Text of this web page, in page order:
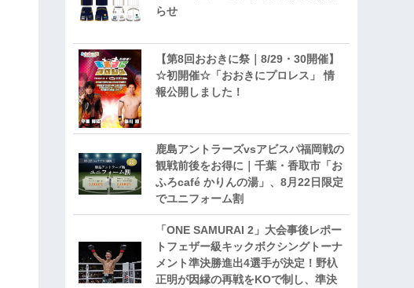
らせ
【第8回おおきに祭｜8/29・30開催】
☆初開催☆「おおきにプロレス」 情
報公開しました！
鹿島アントラーズvsアビスパ福岡戦の
観戦前後をお得に｜千葉・香取市「お
ふろcafé かりんの湯」、8月22日限定
でユニフォーム割
「ONE SAMURAI 2」大会事後レポー
トフェザー級キックボクシングトーナ
メント準決勝進出4選手が決定！野杁
正明が因縁の再戦をKOで制し、準決